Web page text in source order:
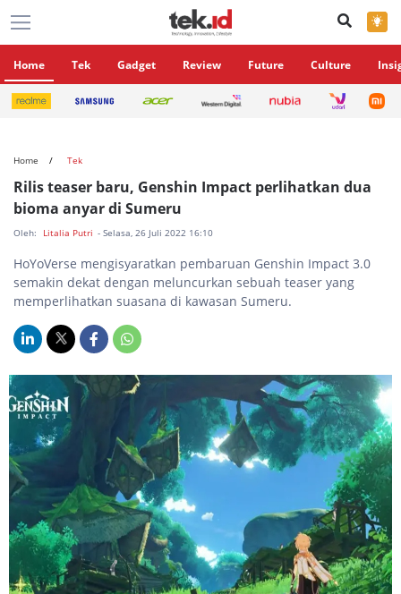
×
Home Tek Gadget Review Future Culture
Home Tek
Rilis teaser baru, Genshin Impact perlihatkan dua
bioma anyar di Sumeru
Oleh: Litalia Putri - Selasa, 26 Juli 2022 16:10
HoYoVerse mengisyaratkan pembaruan Genshin Impact 3.0
semakin dekat dengan meluncurkan sebuah teaser yang
memperlihatkan suasana di kawasan Sumeru.